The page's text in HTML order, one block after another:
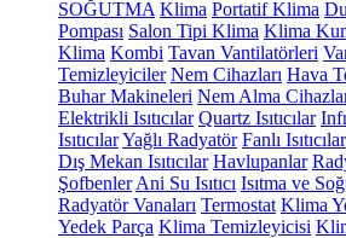
SOĞUTMA Klima Portatif Klima
Pompası Salon Tipi Klima Klima
Klima Kombi Tavan Vantilatörleri
Temizleyiciler Nem Cihazları Hava
Buhar Makineleri Nem Alma
Elektrikli Isıtıcılar Quartz Isıtıcılar
IsıtıcılarYağlı Radyatör Fanlı Isıtıcılar
Dış Mekan Isıtıcılar Havlupanlar
Şofbenler Ani Su Isıtıcı Isıtma ve
Radyatör Vanaları Termostat Klima
Yedek Parça Klima Temizleyicisi